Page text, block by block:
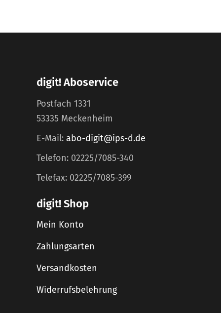
digit! Aboservice
Postfach 1331
53335 Meckenheim
E-Mail: abo-digit@ips-d.de
Telefon: 02225/7085-340
Telefax: 02225/7085-399
digit! Shop
Mein Konto
Zahlungsarten
Versandkosten
Widerrufsbelehrung